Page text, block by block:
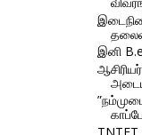
இனி
TNTET